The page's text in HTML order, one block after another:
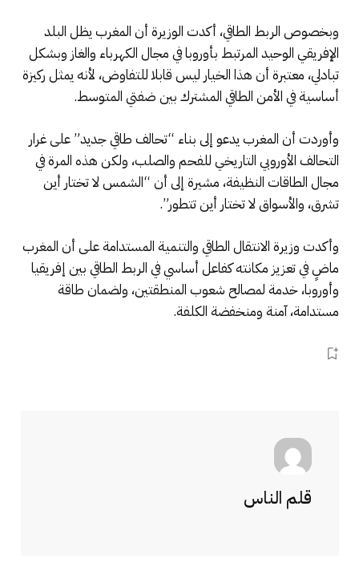
وبخصوص الربط الطاقي، أكدت الوزيرة أن المغرب يظل البلد
الإفريقي الوحيد المرتبط بأوروبا في مجال الكهرباء والغاز وبشكل
تبادلي، معتبرة أن هذا الخيار ليس قابلا للتفاوض، لأنه يمثل ركيزة
أساسية في الأمن الطاقي المشترك بين ضفتي المتوسط.
وأوردت أن المغرب يدعو إلى بناء “تحالف طاقي جديد” على غرار
التحالف الأوروبي التاريخي للفحم والصلب، ولكن هذه المرة في
مجال الطاقات النظيفة، مشيرة إلى أن “الشمس لا تختار أين
تشرق، والأسواق لا تختار أين تتطور”.
وأكدت وزيرة الانتقال الطاقي والتنمية المستدامة على أن المغرب
ماضٍ في تعزيز مكانته كفاعل أساسي في الربط الطاقي بين إفريقيا
وأوروبا، خدمة لمصالح شعوب المنطقتين، ولضمان طاقة
مستدامة، آمنة ومنخفضة الكلفة.
قلم الناس